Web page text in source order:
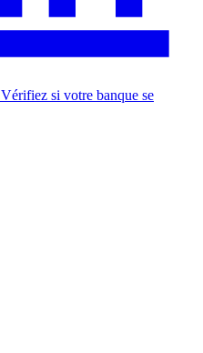
Vérifiez si votre banque se